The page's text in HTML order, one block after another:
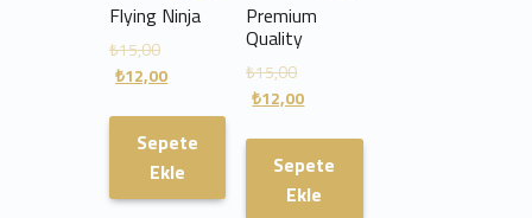
Flying Ninja
₺15,00
₺12,00
Sepete
Ekle
Premium
Quality
₺15,00
₺12,00
Sepete
Ekle